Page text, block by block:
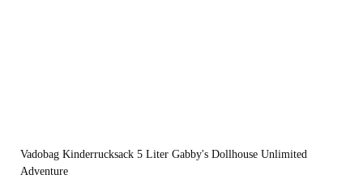
Vadobag Kinderrucksack 5 Liter Gabby's Dollhouse Unlimited
Adventure